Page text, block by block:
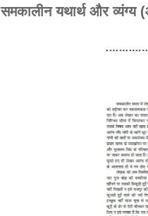
समकालीन यथार्थ और